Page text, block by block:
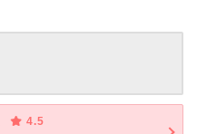
4.5